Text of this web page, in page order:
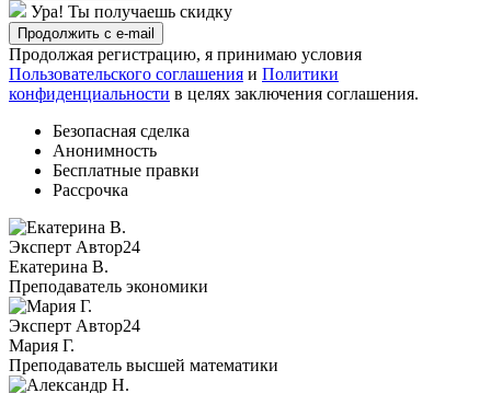
Ура! Ты получаешь скидку
Продолжить с e-mail
Продолжая регистрацию, я принимаю условия
Пользовательского соглашения и Политики
конфиденциальности в целях заключения соглашения.
Безопасная сделка
Анонимность
Бесплатные правки
Рассрочка
Эксперт Автор24
Екатерина B.
Преподаватель экономики
Эксперт Автор24
Мария Г.
Преподаватель высшей математики